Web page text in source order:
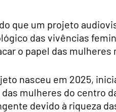
que um projeto
das vivências
o papel das mulheres
nasceu em 2025,
mulheres do centro
devido à riqueza